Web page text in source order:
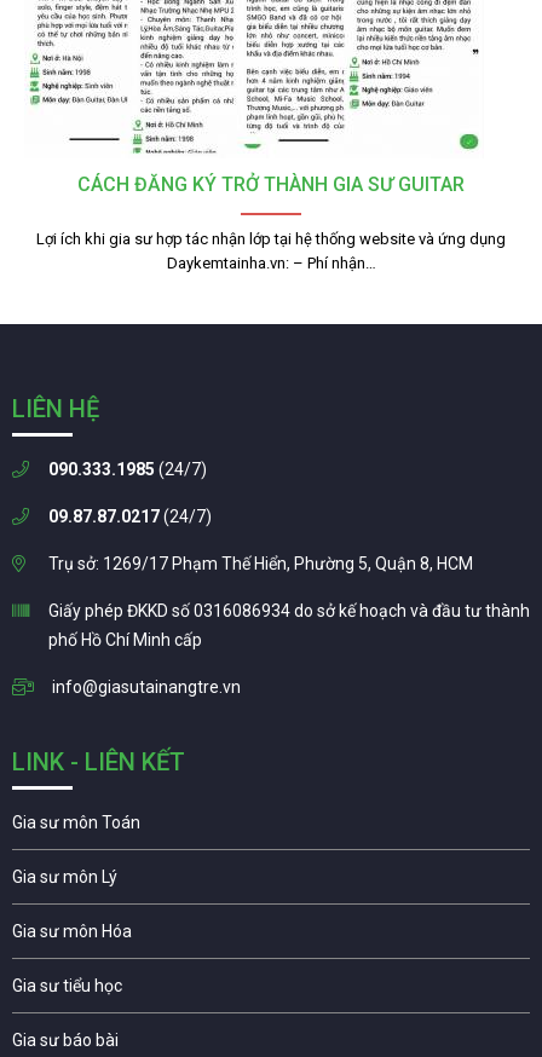
CÁCH ĐĂNG KÝ TRỞ THÀNH GIA SƯ GUITAR
Lợi ích khi gia sư hợp tác nhận lớp tại hệ thống website và ứng dụng
Daykemtainha.vn: – Phí nhận…
LIÊN HỆ
090.333.1985 (24/7)
09.87.87.0217(24/7)
Trụ sở: 1269/17 Phạm Thế Hiển, Phường 5, Quận 8, HCM
Giấy phép ĐKKD số 0316086934 do sở kế hoạch và đầu tư thành
phố Hồ Chí Minh cấp
info@giasutainangtre.vn
LINK - LIÊN KẾT
Gia sư môn Toán
Gia sư môn Lý
Gia sư môn Hóa
Gia sư tiểu học
Gia sư báo bài